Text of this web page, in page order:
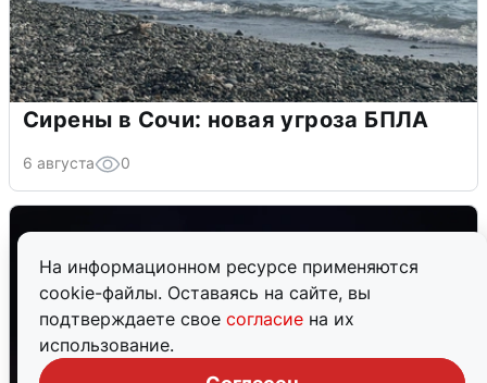
На информационном ресурсе применяются
cookie-файлы. Оставаясь на сайте, вы
подтверждаете свое согласие на их
использование.
Сирены в Сочи: новая угроза БПЛА
6 августа 0